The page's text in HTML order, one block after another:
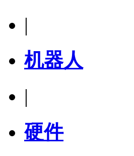
|
机器人
|
硬件